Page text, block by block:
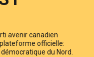
avenir canadien
officielle:
du Nord.